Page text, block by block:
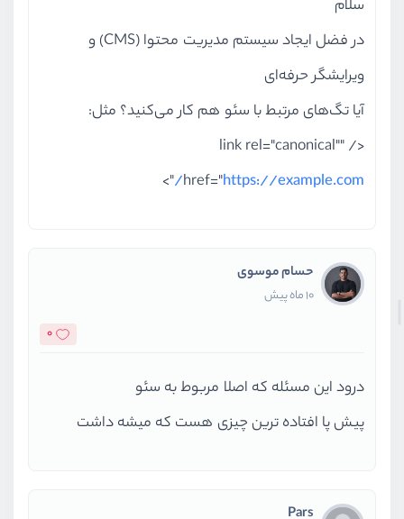
سلام
در فضل ایجاد سیستم مدیریت محتوا (CMS)‌ و
ویرایشگر حرفه‌ای
آیا تگ‌های مرتبط با سئو هم کار می‌کنید؟ مثل:
</ "link rel="canonical"
href="https://example.com/
">
حسام موسوی
10 ماه پیش
0
درود این مسئله که اصلا مربوط به سئو
پیش پا افتاده ترین چیزی هست که میشه داشت
Pars